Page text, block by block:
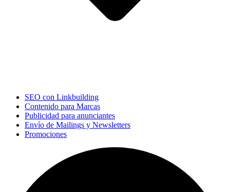
SEO con Linkbuilding
Contenido para Marcas
Publicidad para anunciantes
Envío de Mailings y Newsletters
Promociones